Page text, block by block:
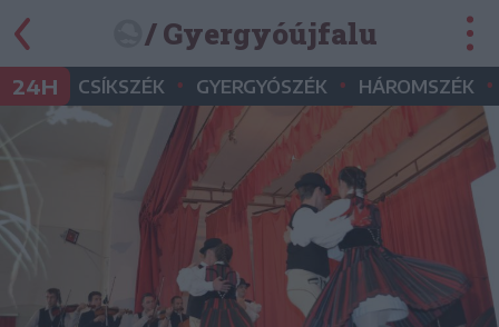
/ Gyergyóújfalu
24H CSÍKSZÉK • GYERGYÓSZÉK • HÁROMSZÉK •